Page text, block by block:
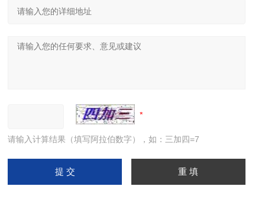
请输入计算结果（填写阿拉伯数字），如：三加四=7